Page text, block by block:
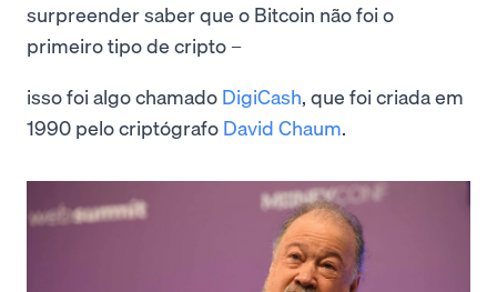
surpreender saber que o Bitcoin não foi o
primeiro tipo de cripto –
isso foi algo chamado DigiCash, que foi criada em
1990 pelo criptógrafo David Chaum.